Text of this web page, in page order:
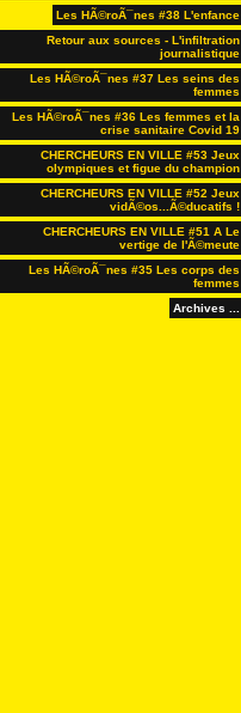
Les HÃ©roÃ¯nes #38 L'enfance
Retour aux sources - L'infiltration
journalistique
Les HÃ©roÃ¯nes #37 Les seins des
femmes
Les HÃ©roÃ¯nes #36 Les femmes et la
crise sanitaire Covid 19
CHERCHEURS EN VILLE #53 Jeux
olympiques et figue du champion
CHERCHEURS EN VILLE #52 Jeux
vidÃ©os...Ã©ducatifs !
CHERCHEURS EN VILLE #51 A Le
vertige de l'Ã©meute
Les HÃ©roÃ¯nes #35 Les corps des
femmes
Archives ...